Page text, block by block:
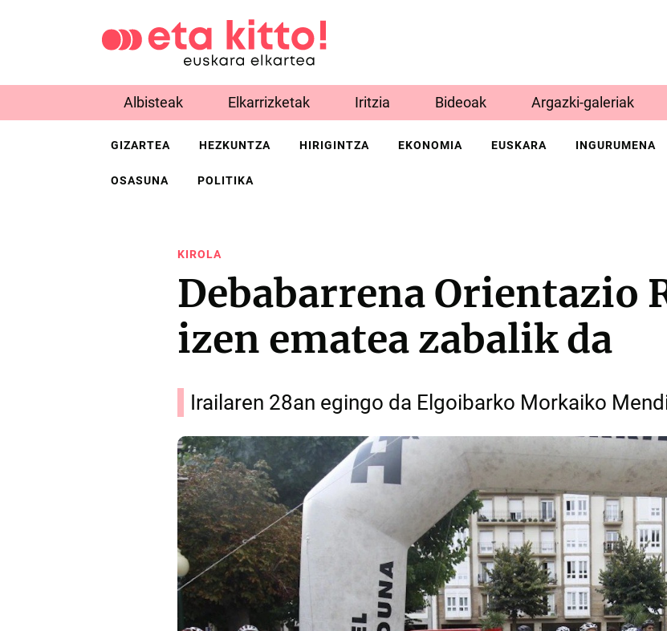
Albisteak Elkarrizketak Iritzia Bideoak Argazki-galeriak
GIZARTEA HEZKUNTZA HIRIGINTZA EKONOMIA EUSKARA INGURUMENA
OSASUNA POLITIKA
KIROLA
Debabarrena Orientazio
izen ematea zabalik da
Irailaren 28an egingo da Elgoibarko Morkaiko